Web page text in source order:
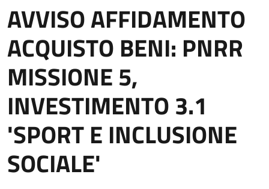
AVVISO AFFIDAMENTO
ACQUISTO BENI: PNRR
MISSIONE 5,
INVESTIMENTO 3.1
'SPORT E INCLUSIONE
SOCIALE'